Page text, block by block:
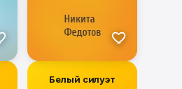
Белый силуэт